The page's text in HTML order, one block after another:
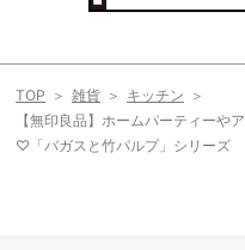
TOP 雑貨
キッチン
【無印良品】ホームパーティーや
♡「バガスと竹パルプ」シリーズ